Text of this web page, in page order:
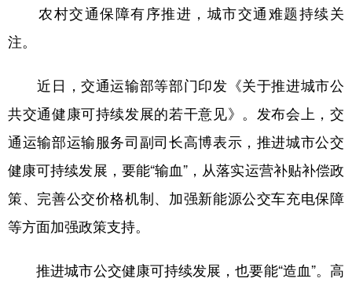
农村交通保障有序推进，城市交通难题持续关
注。
近日，交通运输部等部门印发《关于推进城市公
共交通健康可持续发展的若干意见》。发布会上，交
通运输部运输服务司副司长高博表示，推进城市公交
健康可持续发展，要能“输血”，从落实运营补贴补偿政
策、完善公交价格机制、加强新能源公交车充电保障
等方面加强政策支持。
推进城市公交健康可持续发展，也要能“造血”。高